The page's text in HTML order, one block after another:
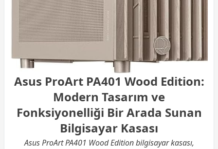
Asus ProArt PA401 Wood Edition:
Modern Tasarım ve
Fonksiyonelliği Bir Arada Sunan
Bilgisayar Kasası
Asus ProArt PA401 Wood Edition bilgisayar kasası,